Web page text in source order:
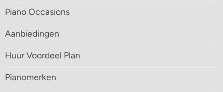
Piano Occasions
Aanbiedingen
Huur Voordeel Plan
Pianomerken